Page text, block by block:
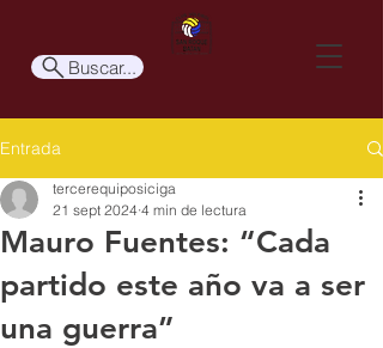
Buscar...
Entrada
Mauro Fuentes: “Cada
partido este año va a ser
una guerra”
tercerequiposiciga
21 sept 2024 4 min de lectura